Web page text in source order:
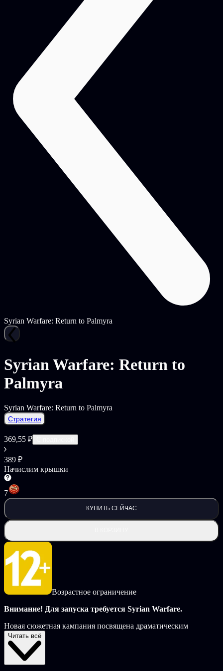
Syrian Warfare: Return to Palmyra
Syrian Warfare: Return to
Palmyra
Syrian Warfare: Return to Palmyra
Стратегия
369,55 ₽
389 ₽
Начислим крышки
7
КУПИТЬ СЕЙЧАС
Возрастное ограничение
Внимание! Для запуска требуется Syrian Warfare.
Новая сюжетная кампания посвящена драматическим
событиям декабря 2016 - марта 2017 годов, когда древний
город вновь оказался в руках террористов, и возникла угроза
быстрого продвижения врага вглубь территории,
контролируемой правительственными войсками, с выходом к
Читать всё